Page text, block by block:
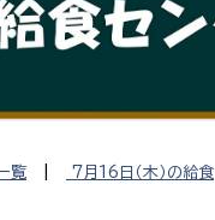
覧 7月16日（木）の給食